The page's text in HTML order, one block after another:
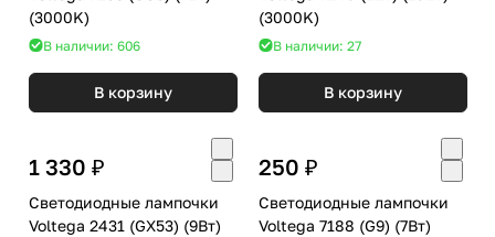
(3000K)
В наличии: 606
В корзину
(3000K)
В наличии: 27
В корзину
1 330 ₽
Светодиодные лампочки
Voltega 2431 (GX53) (9Вт)
250 ₽
Светодиодные лампочки
Voltega 7188 (G9) (7Вт)